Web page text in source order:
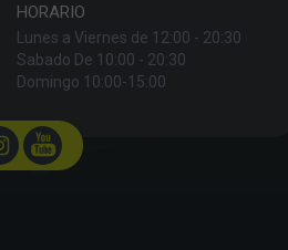
HORARIO
Lunes a Viernes de 12:00 - 20:30
Sabado De 10:00 - 20:30
Domingo 10:00-15:00